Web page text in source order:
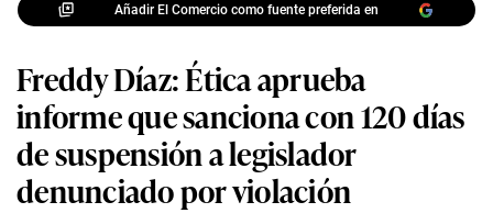
Añadir El Comercio como fuente preferida en
Freddy Díaz: Ética aprueba
informe que sanciona con 120 días
de suspensión a legislador
denunciado por violación